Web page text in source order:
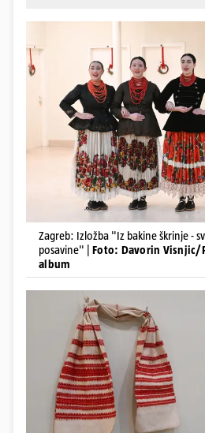
Zagreb: Izložba "Iz bakine škrinje -
posavine" | Foto: Davorin Visnjic/
album